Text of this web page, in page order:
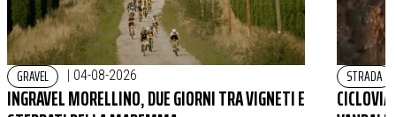
GRAVEL | 04-08-2026
INGRAVEL MORELLINO, DUE GIORNI TRA VIGNETI E
STRADA